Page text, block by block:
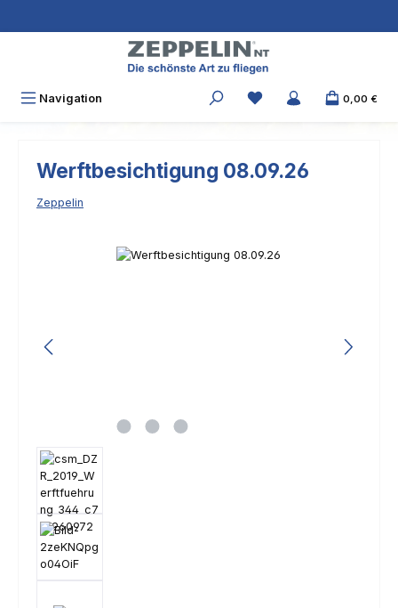
Navigation 0,00 €
Werftbesichtigung 08.09.26
Zeppelin
Bildergalerie überspringen